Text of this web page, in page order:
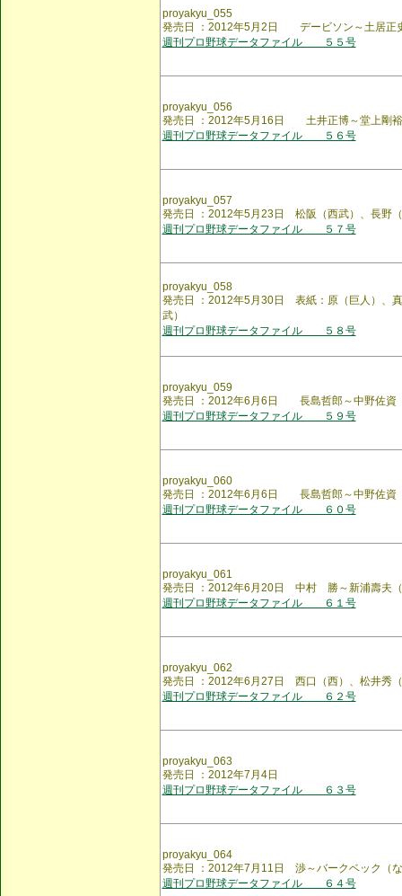
proyakyu_055
発売日 ：2012年5月2日 デービソン～土居正
週刊プロ野球データファイル ５５号
proyakyu_056
発売日 ：2012年5月16日 土井正博～堂上剛裕
週刊プロ野球データファイル ５６号
proyakyu_057
発売日 ：2012年5月23日 松阪（西武）、長野
週刊プロ野球データファイル ５７号
proyakyu_058
発売日 ：2012年5月30日 表紙：原（巨人）、
武）
週刊プロ野球データファイル ５８号
proyakyu_059
発売日 ：2012年6月6日 長島哲郎～中野佐資
週刊プロ野球データファイル ５９号
proyakyu_060
発売日 ：2012年6月6日 長島哲郎～中野佐資
週刊プロ野球データファイル ６０号
proyakyu_061
発売日 ：2012年6月20日 中村 勝～新浦壽夫
週刊プロ野球データファイル ６１号
proyakyu_062
発売日 ：2012年6月27日 西口（西）、松井秀
週刊プロ野球データファイル ６２号
proyakyu_063
発売日 ：2012年7月4日
週刊プロ野球データファイル ６３号
proyakyu_064
発売日 ：2012年7月11日 渉～バークベック（
週刊プロ野球データファイル ６４号